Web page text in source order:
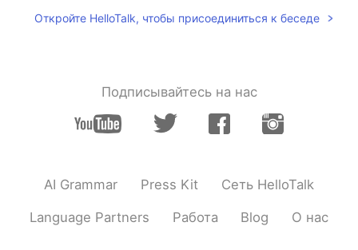
Откройте HelloTalk, чтобы присоединиться к беседе
Подписывайтесь на нас
AI Grammar Press Kit Сеть HelloTalk
Language Partners Работа Blog О нас